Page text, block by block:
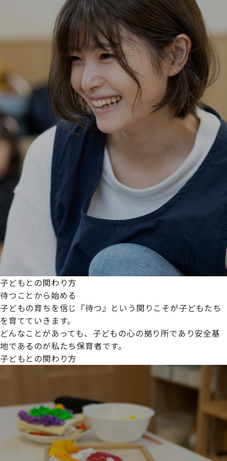
子どもとの関わり方
待つことから始める
子どもの育ちを信じ『待つ』という関りこそが子どもたち
を育てていきます。
どんなことがあっても、子どもの心の拠り所であり安全基
地であるのが私たち保育者です。
子どもとの関わり方